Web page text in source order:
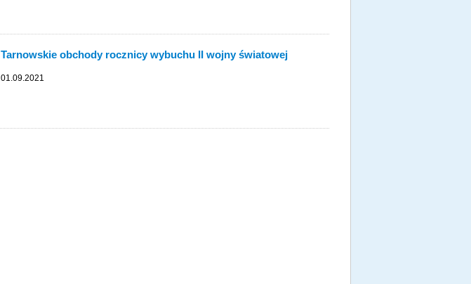
Tarnowskie obchody rocznicy wybuchu II wojny światowej
01.09.2021